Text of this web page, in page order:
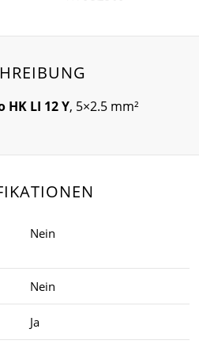
HK LI 12 Y, 5×2.5 mm²
Nein
Nein
Ja